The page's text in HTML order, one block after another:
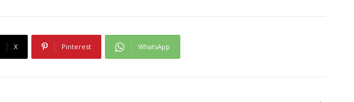
X Pinterest WhatsApp